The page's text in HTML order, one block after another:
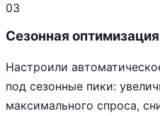
03
Сезонная
Настроили
под сезонные пики:
максимального спроса,